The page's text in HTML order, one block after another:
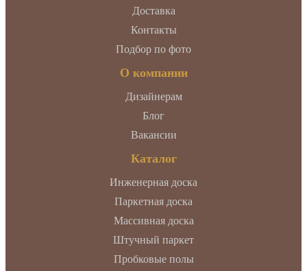
Доставка
Контакты
Подбор по фото
О компании
Дизайнерам
Блог
Вакансии
Каталог
Инженерная доска
Паркетная доска
Массивная доска
Штучный паркет
Пробковые полы